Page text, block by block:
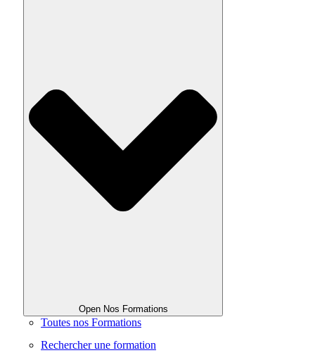
Open Nos Formations
Toutes nos Formations
Rechercher une formation